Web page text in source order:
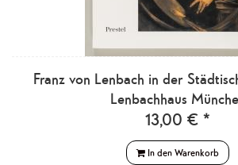
Franz von Lenbach in der
Lenbachhaus
13,00 € *
In den Warenkorb